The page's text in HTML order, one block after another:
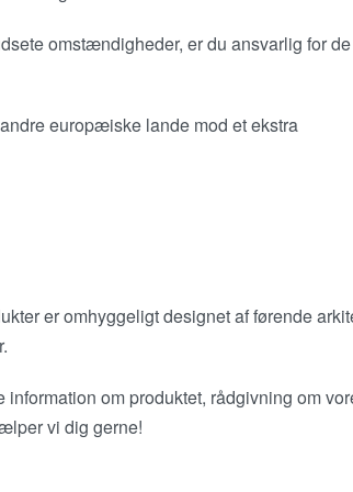
omstændigheder, er du ansvarlig for de
europæiske lande mod et ekstra
er omhyggeligt designet af førende
om produktet, rådgivning om
vi dig gerne!